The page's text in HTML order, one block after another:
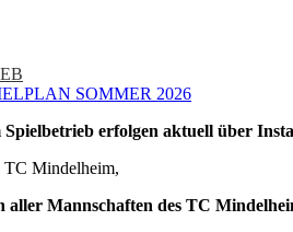
SOMMER 2026
erfolgen aktuell über
TC Mindelheim,
aller Mannschaften des TC